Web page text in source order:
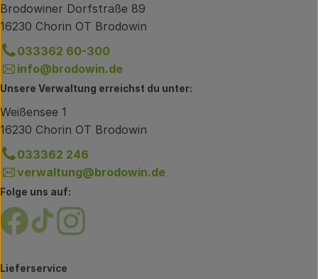
Brodowiner Dorfstraße 89
16230 Chorin OT Brodowin
033362 60-300
info@brodowin.de
Unsere Verwaltung erreichst du unter:
Weißensee 1
16230 Chorin OT Brodowin
033362 246
verwaltung@brodowin.de
Folge uns auf:
Externer Link zu https://www.facebook.com/
Externer Link zu https://www.tiktok.com/
Externer Link zu https://
Lieferservice